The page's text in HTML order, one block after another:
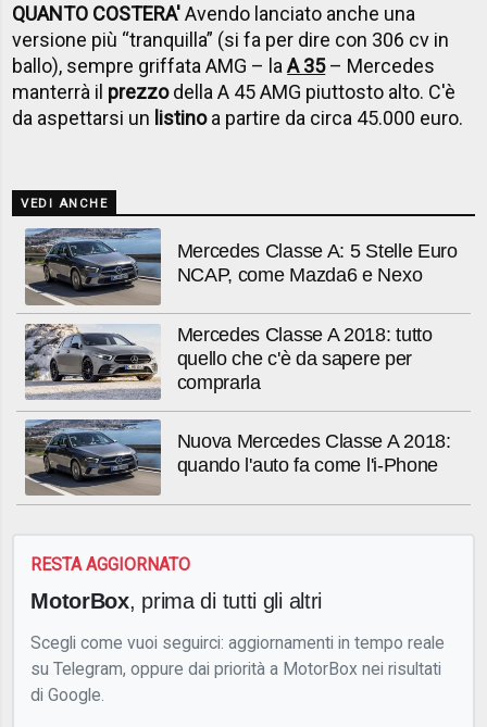
QUANTO COSTERA'Avendo lanciato anche una
versione più “tranquilla” (si fa per dire con 306 cv in
ballo), sempre griffata AMG – laA 35– Mercedes
manterrà il prezzodella A 45 AMG piuttosto alto. C'è
da aspettarsi un listinoa partire da circa 45.000 euro.
VEDI ANCHE
Mercedes Classe A: 5 Stelle Euro
NCAP, come Mazda6 e Nexo
Mercedes Classe A 2018: tutto
quello che c'è da sapere per
comprarla
Nuova Mercedes Classe A 2018:
quando l'auto fa come l'i-Phone
RESTA AGGIORNATO
MotorBox, prima di tutti gli altri
Scegli come vuoi seguirci: aggiornamenti in tempo reale
su Telegram, oppure dai priorità a MotorBox nei risultati
di Google.